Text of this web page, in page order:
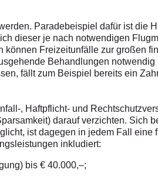
Paradebeispiel dafür ist die
dieser je nach notwendigen
Freizeitunfälle zur großen
Behandlungen
fällt zum Beispiel bereits ein
, Haftpflicht- und
darauf verzichten. Sich
ist dagegen in jedem Fall eine
inkludiert:
bis € 40.000,–;